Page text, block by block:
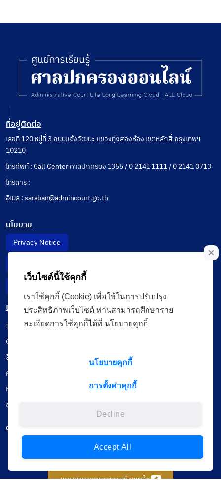
ที่อยู่ติดต่อ
เลขที่ 120 หมู่ที่ 3 ถนนแจ้งวัฒนะ แขวงทุ่งสองห้อง เขตหลักสี่ กรุงเทพฯ
10210
โทรศัพท์ : Call Center ศาลปกครอง 1355 / 0 2141 1111 / 0 2141 0713
โทรสาร :
อีเมล : saraban@admincourt.go.th
นโยบาย
Privacy Notice
เมนู
เรียนออนไลน์
ดูถ่ายทอดสด
สื่อการเรียนรู้
ค้นรายการหนังสือ
หนังสืออิเล็กทรอนิกส์
ข้อมูลผู้ใช้งาน
ดาวน์โหลดใช้งานบนแอปพลิเคชัน
เว็บไซต์นี้ใช้คุกกี้
เราใช้คุกกี้ (Cookie) เพื่อใช้ในการปรับปรุง
ประสิทธิภาพเว็บไซต์ ท่านสามารถศึกษาราย
ละเอียดการใช้คุกกี้ได้ที่ นโยบายคุกกี้
นโยบายคุกกี้
การตั้งค่าคุกกี้
Decline
Accept All